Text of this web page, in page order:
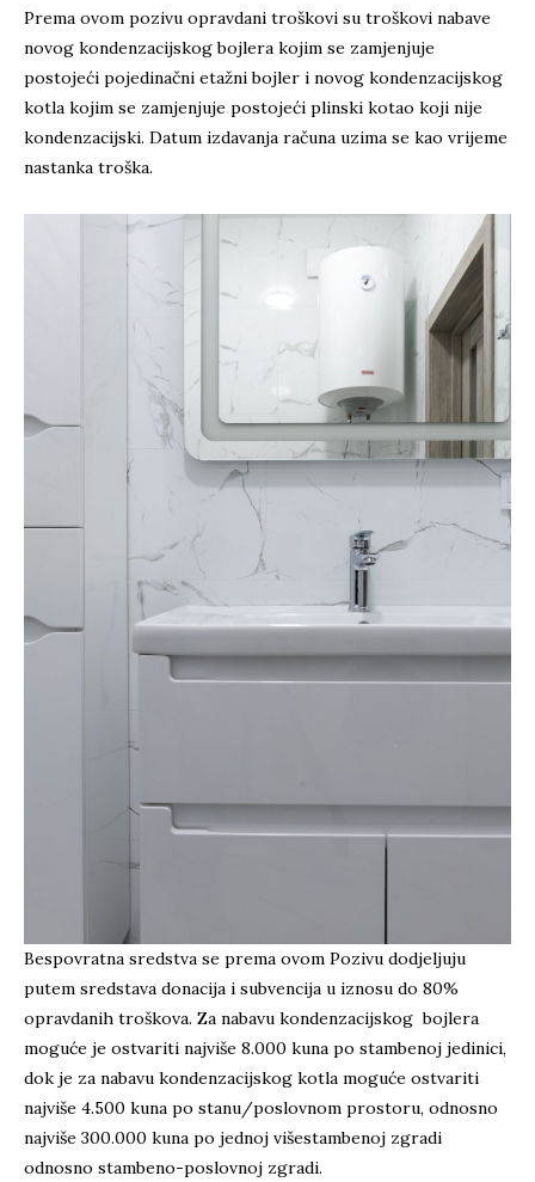
Prema ovom pozivu opravdani troškovi su troškovi nabave
novog kondenzacijskog bojlera kojim se zamjenjuje
postojeći pojedinačni etažni bojler i novog kondenzacijskog
kotla kojim se zamjenjuje postojeći plinski kotao koji nije
kondenzacijski. Datum izdavanja računa uzima se kao vrijeme
nastanka troška.
Bespovratna sredstva se prema ovom Pozivu dodjeljuju
putem sredstava donacija i subvencija u iznosu do 80%
opravdanih troškova. Za nabavu kondenzacijskog bojlera
moguće je ostvariti najviše 8.000 kuna po stambenoj jedinici,
dok je za nabavu kondenzacijskog kotla moguće ostvariti
najviše 4.500 kuna po stanu/poslovnom prostoru, odnosno
najviše 300.000 kuna po jednoj višestambenoj zgradi
odnosno stambeno-poslovnoj zgradi.